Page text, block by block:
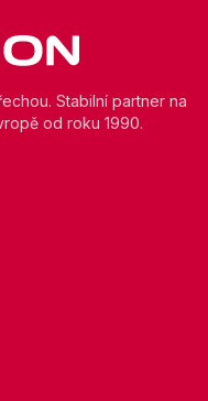
Stabilní partner na
od roku 1990.